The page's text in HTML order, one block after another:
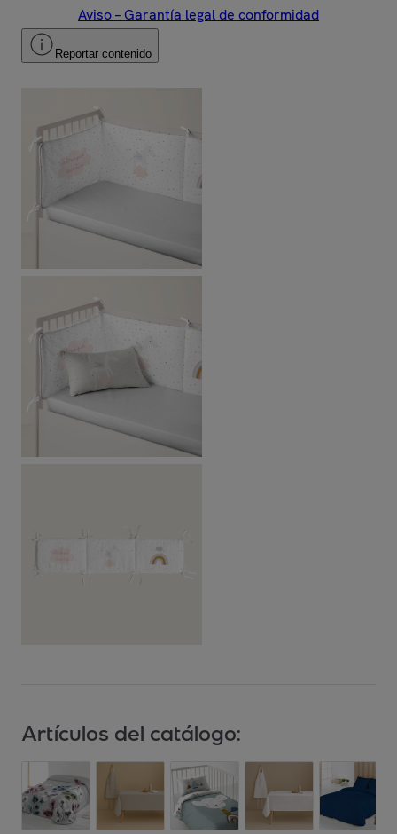
Aviso – Garantía legal de conformidad
Reportar contenido
Artículos del catálogo: